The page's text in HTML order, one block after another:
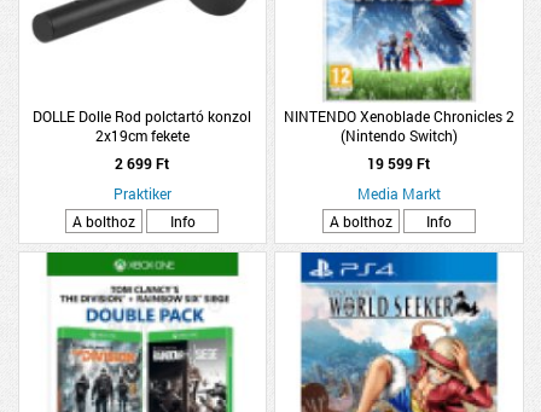
DOLLE Dolle Rod polctartó konzol
2x19cm fekete
2 699 Ft
Praktiker
A bolthoz
Info
NINTENDO Xenoblade Chronicles 2
(Nintendo Switch)
19 599 Ft
Media Markt
A bolthoz
Info